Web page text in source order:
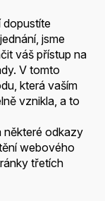
dopustíte
jsme
váš přístup na
V tomto
která vaším
vznikla, a to
některé odkazy
webového
třetích